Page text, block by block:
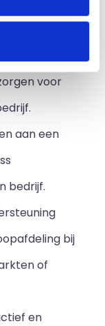
voor
aan een
bedrijf.
bij
of
en